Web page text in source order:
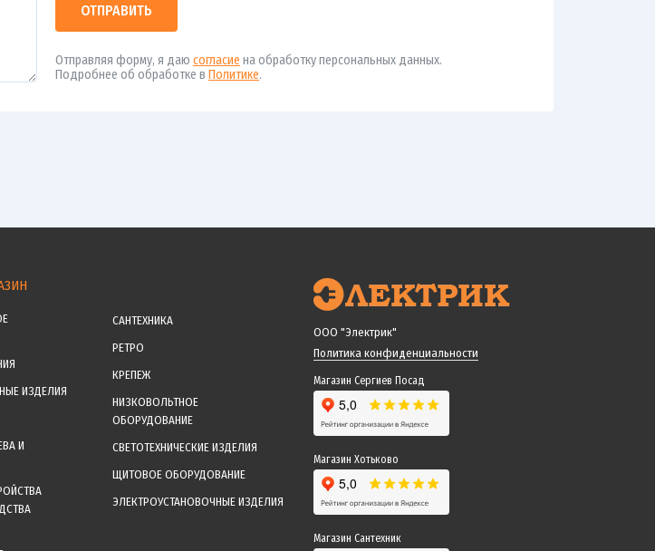
ОТПРАВИТЬ
Отправляя форму, я даю согласие на обработку персональных данных.
Подробнее об обработке в Политике.
ИЗДЕЛИЯ
И
САНТЕХНИКА
РЕТРО
КРЕПЕЖ
НИЗКОВОЛЬТНОЕ
ОБОРУДОВАНИЕ
СВЕТОТЕХНИЧЕСКИЕ ИЗДЕЛИЯ
ЩИТОВОЕ ОБОРУДОВАНИЕ
ЭЛЕКТРОУСТАНОВОЧНЫЕ ИЗДЕЛИЯ
ООО "Электрик"
Политика конфиденциальности
Магазин Сергиев Посад
Магазин Хотьково
Магазин Сантехник